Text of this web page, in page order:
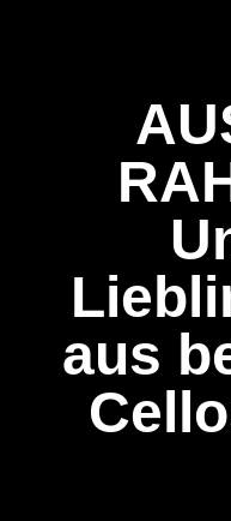
aus